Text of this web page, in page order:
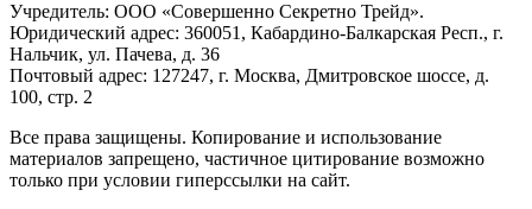
Учредитель: ООО «Совершенно Секретно Трейд».
Юридический адрес: 360051, Кабардино-Балкарская Респ., г.
Нальчик, ул. Пачева, д. 36
Почтовый адрес: 127247, г. Москва, Дмитровское шоссе, д.
100, стр. 2
Все права защищены. Копирование и использование
материалов запрещено, частичное цитирование возможно
только при условии гиперссылки на сайт.